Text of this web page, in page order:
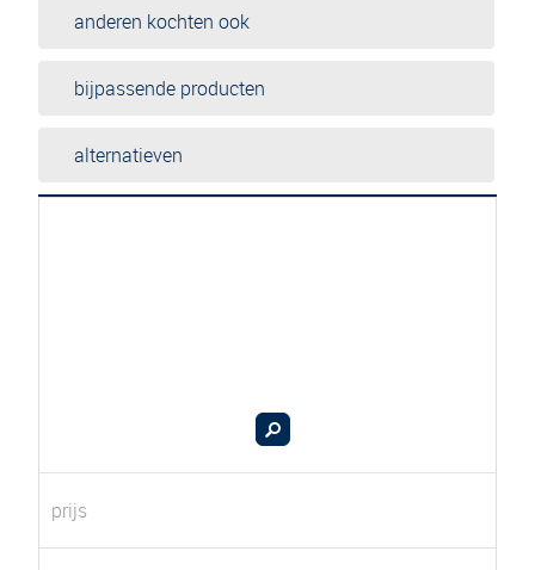
anderen kochten ook
bijpassende producten
alternatieven
prijs